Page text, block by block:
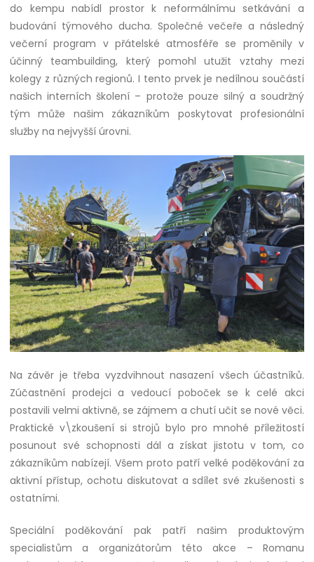
do kempu nabídl prostor k neformálnímu setkávání a
budování týmového ducha. Společné večeře a následný
večerní program v přátelské atmosféře se proměnily v
účinný teambuilding, který pomohl utužit vztahy mezi
kolegy z různých regionů. I tento prvek je nedílnou součástí
našich interních školení – protože pouze silný a soudržný
tým může našim zákazníkům poskytovat profesionální
služby na nejvyšší úrovni.
Na závěr je třeba vyzdvihnout nasazení všech účastníků.
Zúčastnění prodejci a vedoucí poboček se k celé akci
postavili velmi aktivně, se zájmem a chutí učit se nové věci.
Praktické v\zkoušení si strojů bylo pro mnohé příležitostí
posunout své schopnosti dál a získat jistotu v tom, co
zákazníkům nabízejí. Všem proto patří velké poděkování za
aktivní přístup, ochotu diskutovat a sdílet své zkušenosti s
ostatními.
Speciální poděkování pak patří našim produktovým
specialistům a organizátorům této akce – Romanu